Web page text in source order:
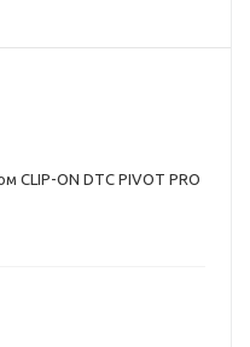
CLIP-ON DTC PIVOT PRO